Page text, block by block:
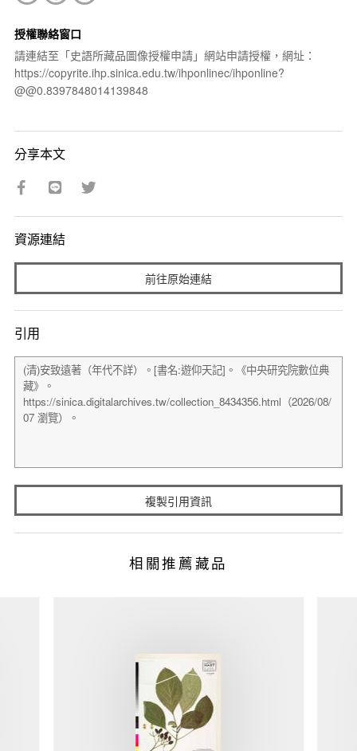
授權聯絡窗口
請連結至「史語所藏品圖像授權申請」網站申請授權，網址：
https://copyrite.ihp.sinica.edu.tw/ihponlinec/ihponline?
@@0.8397848014139848
分享本文
資源連結
前往原始連結
引用
複製引用資訊
相關推薦藏品